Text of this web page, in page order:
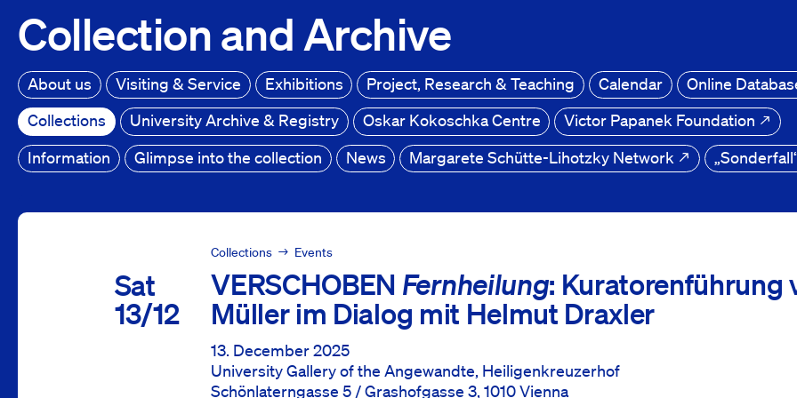
Collectionand Archive
About us Visiting & Service Exhibitions Project, Research & Teaching Calendar Online
Collections
University Archive & Registry Oskar Kokoschka Centre
Victor Papanek Foundation
Information
Glimpse into the collection News Margarete Schütte-Lihotzky Network
Collections Events
VERSCHOBEN Fernheilung: Kuratorenführung
Müller im Dialog mit Helmut Draxler
Sat
13/12
13. December 2025
University Gallery of the Angewandte, Heiligenkreuzerhof
Schönlaterngasse 5 / Grashofgasse 3, 1010 Vienna